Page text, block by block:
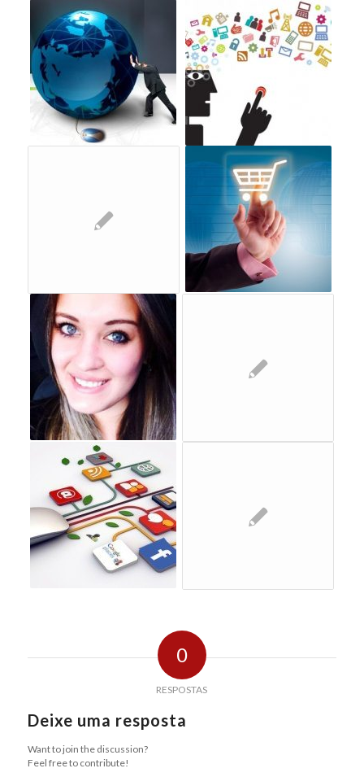
0
RESPOSTAS
Deixe uma resposta
Want to join the discussion?
Feel free to contribute!